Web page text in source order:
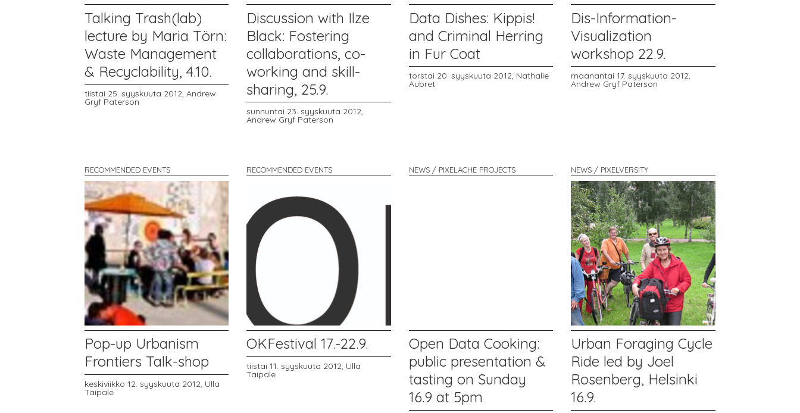
Talking Trash(lab)
lecture by Maria Törn:
Waste Management
& Recyclability, 4.10.
tiistai 25. syyskuuta 2012, Andrew
Gryf Paterson
Discussion with Ilze
Black: Fostering
collaborations, co-
working and skill-
sharing, 25.9.
sunnuntai 23. syyskuuta 2012,
Andrew Gryf Paterson
Data Dishes: Kippis!
and Criminal Herring
in Fur Coat
torstai 20. syyskuuta 2012, Nathalie
Aubret
Dis-Information-
Visualization
workshop 22.9.
maanantai 17. syyskuuta 2012,
Andrew Gryf Paterson
RECOMMENDED EVENTS
Pop-up Urbanism
Frontiers Talk-shop
keskiviikko 12. syyskuuta 2012, Ulla
Taipale
RECOMMENDED EVENTS
OKFestival 17.-22.9.
tiistai 11. syyskuuta 2012, Ulla
Taipale
NEWS / PIXELACHE PROJECTS
Open Data Cooking:
public presentation &
tasting on Sunday
16.9 at 5pm
NEWS / PIXELVERSITY
Urban Foraging Cycle
Ride led by Joel
Rosenberg, Helsinki
16.9.